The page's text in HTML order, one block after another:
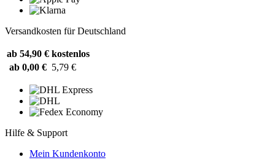
Versandkosten für Deutschland
ab 54,90 € kostenlos
ab 0,00 € 5,79 €
Hilfe & Support
Mein Kundenkonto